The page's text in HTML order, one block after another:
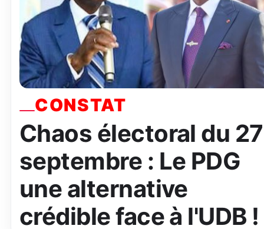
CONSTAT
Chaos électoral du 27
septembre : Le PDG
une alternative
crédible face à l'UDB !